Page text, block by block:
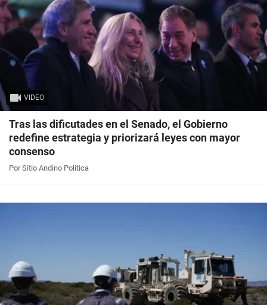
VIDEO
Tras las dificutades en el Senado, el Gobierno
redefine estrategia y priorizará leyes con mayor
consenso
Por Sitio Andino Política